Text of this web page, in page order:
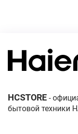
HCSTORE -
бытовой техники